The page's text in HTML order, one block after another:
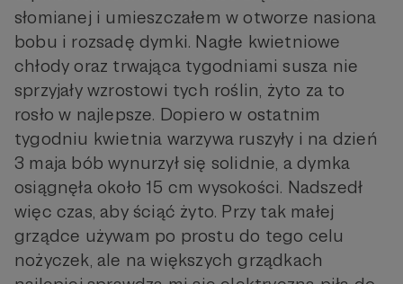
słomianej i umieszczałem w otworze nasiona
bobu i rozsadę dymki. Nagłe kwietniowe
chłody oraz trwająca tygodniami susza nie
sprzyjały wzrostowi tych roślin, żyto za to
rosło w najlepsze. Dopiero w ostatnim
tygodniu kwietnia warzywa ruszyły i na dzień
3 maja bób wynurzył się solidnie, a dymka
osiągnęła około 15 cm wysokości. Nadszedł
więc czas, aby ściąć żyto. Przy tak małej
grządce używam po prostu do tego celu
nożyczek, ale na większych grządkach